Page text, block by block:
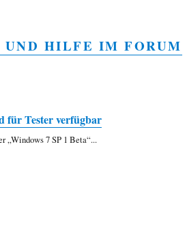
HILFE IM FORUM
für Tester verfügbar
„Windows 7 SP 1 Beta“...